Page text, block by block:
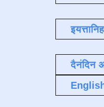
दैनंदिन